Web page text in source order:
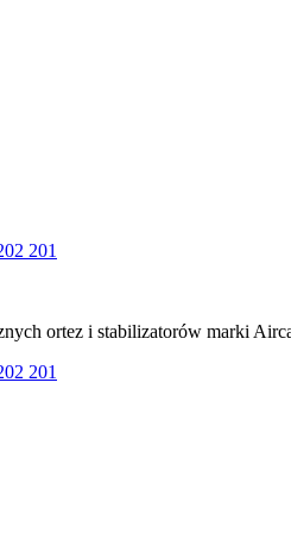
201
ortez i stabilizatorów marki
201